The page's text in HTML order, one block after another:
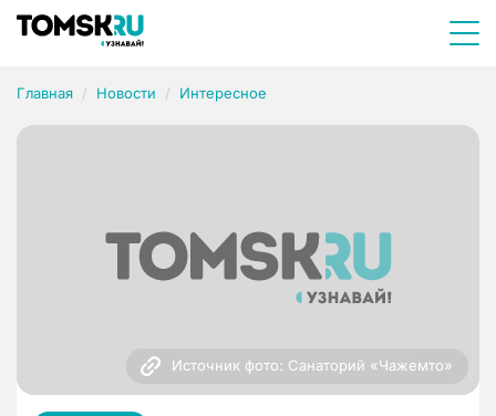
Главная Новости Интересное
Источник фото: Санаторий «Чажемто»